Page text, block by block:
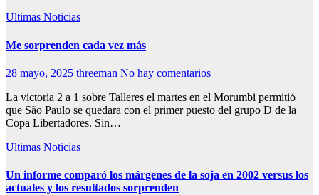
Ultimas Noticias
Me sorprenden cada vez más
28 mayo, 2025 threeman No hay comentarios
La victoria 2 a 1 sobre Talleres el martes en el Morumbi permitió
que São Paulo se quedara con el primer puesto del grupo D de la
Copa Libertadores. Sin…
Ultimas Noticias
Un informe comparó los márgenes de la soja en 2002 versus los
actuales y los resultados sorprenden